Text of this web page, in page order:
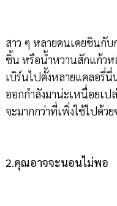
สาว ๆ หลายคนเคยชินกับ
ชิ้น หรือน้ำหวานสักแก้วห
เบิร์นไปตั้งหลายแคลอรี่
ออกกำลังมาน่ะเหนื่อยเ
จะมากกว่าที่เพิ่งใช้ไปด้วย
2.คุณอาจจะนอนไม่พอ